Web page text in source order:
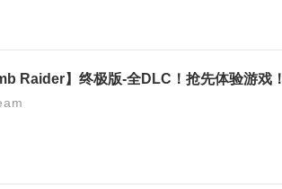
Raider】终极版-全DLC！抢先体验游戏！